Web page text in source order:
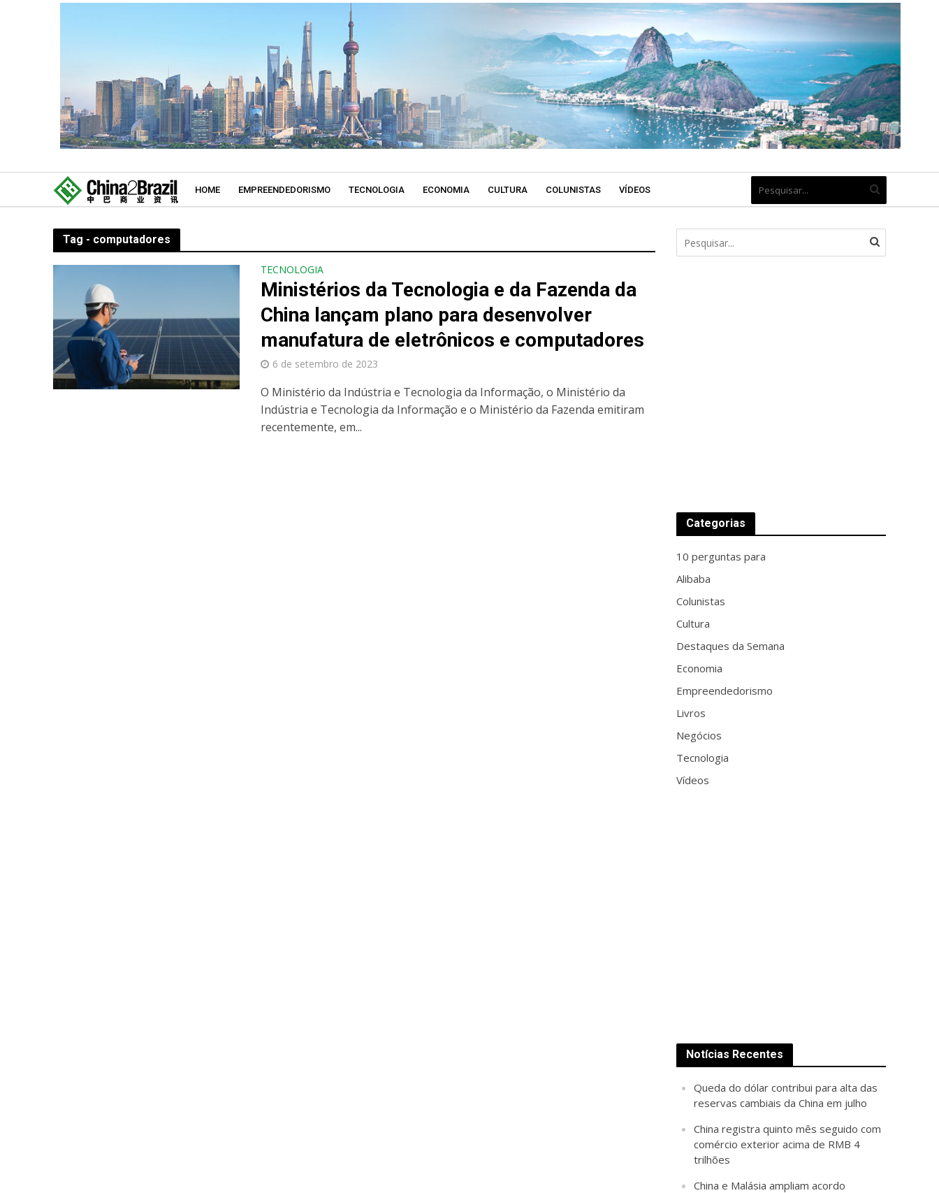
HOME EMPREENDEDORISMO TECNOLOGIA ECONOMIA CULTURA COLUNISTAS VÍDEOS
Tag - computadores
TECNOLOGIA
Ministérios da Tecnologia e da Fazenda da
China lançam plano para desenvolver
manufatura de eletrônicos e computadores
6 de setembro de 2023
O Ministério da Indústria e Tecnologia da Informação, o Ministério da
Indústria e Tecnologia da Informação e o Ministério da Fazenda emitiram
recentemente, em...
Categorias
10 perguntas para
Alibaba
Colunistas
Cultura
Destaques da Semana
Economia
Empreendedorismo
Livros
Negócios
Tecnologia
Vídeos
Notícias Recentes
Queda do dólar contribui para alta das
reservas cambiais da China em julho
China registra quinto mês seguido com
comércio exterior acima de RMB 4
trilhões
China e Malásia ampliam acordo